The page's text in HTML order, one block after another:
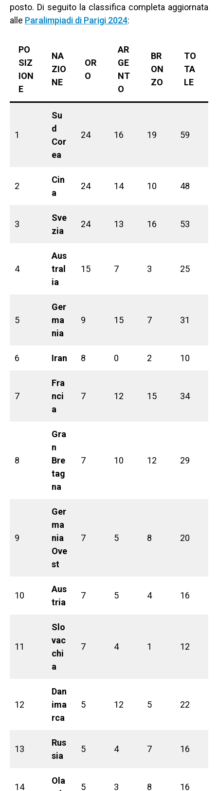
posto. Di seguito la classifica completa aggiornata
alle Paralimpiadi di Parigi 2024:
PO
SIZ
ION
E
NA
ZIO
NE
OR
O
AR
GE
NT
O
BR
ON
ZO
TO
TA
LE
1
Su
d
Cor
ea
24 16 19 59
2
Cin
a
24 14 10 48
3
Sve
zia
24 13 16 53
4
Aus
tral
ia
15 7 3 25
5
Ger
ma
nia
9 15 7 31
6 Iran 8 0 2 10
7
Fra
nci
a
7 12 15 34
8
Gra
n
Bre
tag
na
7 10 12 29
9
Ger
ma
nia
Ove
st
7 5 8 20
10
Aus
tria
7 5 4 16
11
Slo
vac
chi
a
7 4 1 12
12
Dan
ima
rca
5 12 5 22
13
Rus
sia
5 4 7 16
14
Ola
5 3 8 16